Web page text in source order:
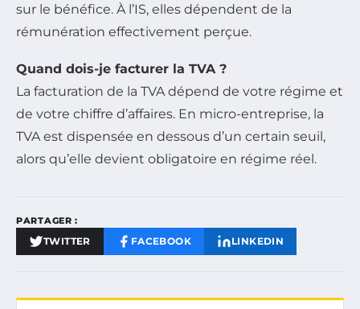
sur le bénéfice. À l’IS, elles dépendent de la
rémunération effectivement perçue.
Quand dois-je facturer la TVA ?
La facturation de la TVA dépend de votre régime et
de votre chiffre d’affaires. En micro-entreprise, la
TVA est dispensée en dessous d’un certain seuil,
alors qu’elle devient obligatoire en régime réel.
PARTAGER :
TWITTER FACEBOOK LINKEDIN